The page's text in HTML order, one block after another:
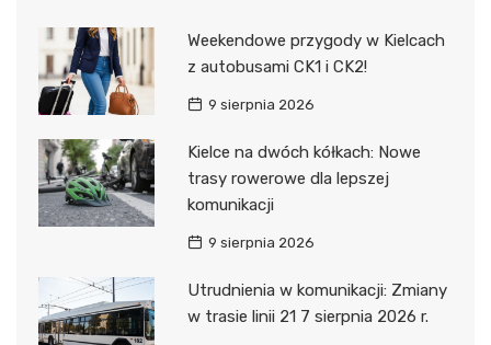
Weekendowe przygody w Kielcach
z autobusami CK1 i CK2!
9 sierpnia 2026
Kielce na dwóch kółkach: Nowe
trasy rowerowe dla lepszej
komunikacji
9 sierpnia 2026
Utrudnienia w komunikacji: Zmiany
w trasie linii 21 7 sierpnia 2026 r.